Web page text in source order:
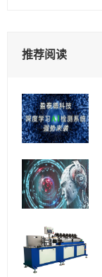
推荐阅读